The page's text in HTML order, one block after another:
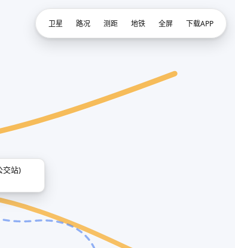
交站)
卫星 路况 测距 地铁 全屏 下载APP